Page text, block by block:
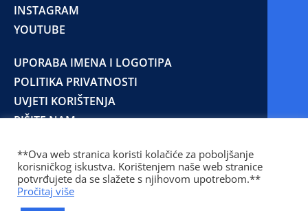
INSTAGRAM
YOUTUBE
UPORABA IMENA I LOGOTIPA
POLITIKA PRIVATNOSTI
UVJETI KORIŠTENJA
PIŠITE NAM
© 2025 Copyright © 2023 Kršćanska adventistička
crkva u Republici Hrvatskoj
Prilaz Gjure Deželića 77 Zagreb 10000 Hrvatska 01
**Ova web stranica koristi kolačiće za poboljšanje
korisničkog iskustva. Korištenjem naše web stranice
potvrđujete da se slažete s njihovom upotrebom.**
Pročitaj više